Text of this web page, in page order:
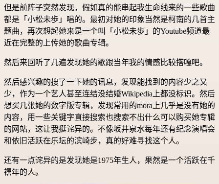
但是前阵子突然发现，假如真的能串起我生命线来的一些歌曲
都是「小松未歩」唱的。最初对她的印象当然是柯南的几首主
题曲，再次想起她来是一个叫「小松未歩」的Youtube频道最
近在完整的上传她的歌曲专辑。
然后来回听了几遍发现她的歌跟当年我的情感比较搭嘎吧。
然后感兴趣的搜了一下她的讯息，发现能找到的内容少之又
少，作为一个艺人甚至连结没结婚Wikipedia上都没标识。然后
想买几张她的数字版专辑，发现常用的mora上几乎是没有她的
内容，用一些关键字直接搜索也搜索不出什么可以购买她专辑
的网站，这让我挺诧异的。不像坂井泉水每年还有纪念演唱会
和依旧活跃在乐坛的滨崎步，真的好难寻找这个人。
还有一点诧异的是发现她是1975年生人，果然是一个活跃在千
禧年的人。